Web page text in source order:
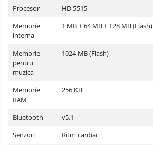
Procesor
HD 5515
Memorie
interna
1 MB + 64 MB + 128 MB (Flash)
Memorie
pentru
muzica
1024 MB (Flash)
Memorie
RAM
256 KB
Bluetooth
v5.1
Senzori
Ritm cardiac